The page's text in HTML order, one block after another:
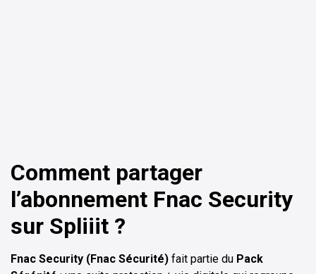
Comment partager
l’abonnement Fnac Security
sur Spliiit ?
Fnac Security (Fnac Sécurité) fait partie du Pack